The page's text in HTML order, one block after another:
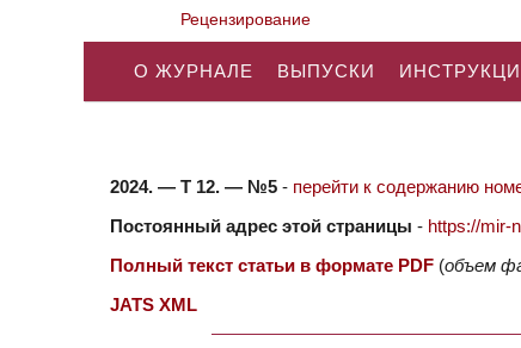
Рецензирование
О ЖУРНАЛЕ ВЫПУСКИ
2024. — Т 12. — №5 - перейти к содержанию
Постоянный адрес этой страницы - https://mir-
Полный текст статьи в формате PDF (объем
JATS XML